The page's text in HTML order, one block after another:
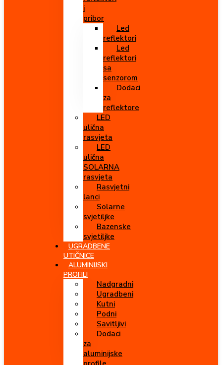
i
pribor
Led
reflektori
Led
reflektori
sa
senzorom
Dodaci
za
reflektore
LED
ulična
rasvjeta
LED
ulična
SOLARNA
rasvjeta
Rasvjetni
lanci
Solarne
svjetiljke
Bazenske
svjetiljke
UGRADBENE
UTIČNICE
ALUMINIJSKI
PROFILI
Nadgradni
Ugradbeni
Kutni
Podni
Savitljivi
Dodaci
za
aluminijske